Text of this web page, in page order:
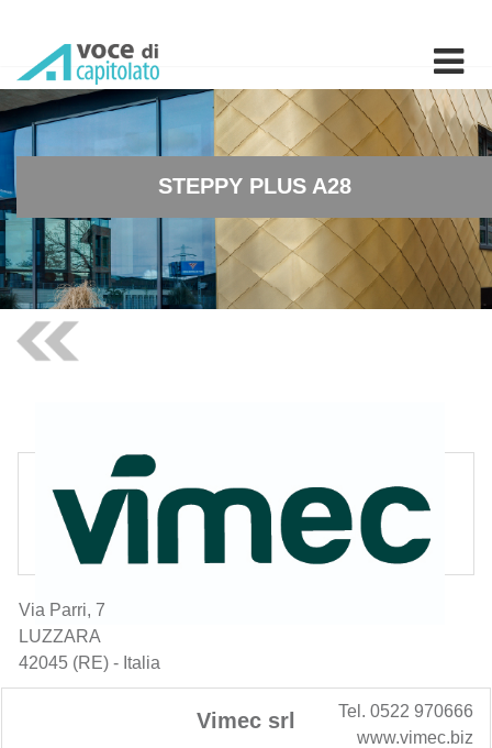
STEPPY PLUS A28
Vimec srl
Via Parri, 7
LUZZARA
42045 (RE) - Italia
Tel. 0522 970666
www.vimec.biz